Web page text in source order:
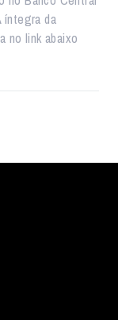
íntegra da
no link abaixo